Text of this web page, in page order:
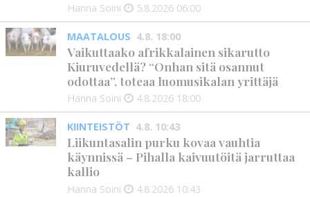
Hanna Soini 5.8.2026 06:00
MAATALOUS 4.8. 18:00
Vaikuttaako afrikkalainen sikarutto
Kiuruvedellä? “Onhan sitä osannut
odottaa”, toteaa luomusikalan yrittäjä
Hanna Soini 4.8.2026 18:00
KIINTEISTÖT 4.8. 10:43
Liikuntasalin purku kovaa vauhtia
käynnissä – Pihalla kaivuutöitä jarruttaa
kallio
Hanna Soini 4.8.2026 10:43